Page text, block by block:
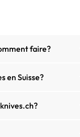
faire?
en Suisse?